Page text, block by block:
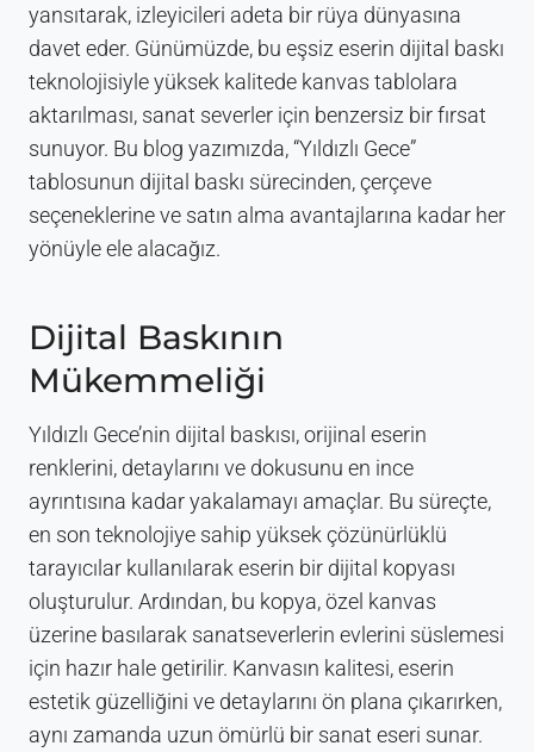
yansıtarak, izleyicileri adeta bir rüya dünyasına
davet eder. Günümüzde, bu eşsiz eserin dijital baskı
teknolojisiyle yüksek kalitede kanvas tablolara
aktarılması, sanat severler için benzersiz bir fırsat
sunuyor. Bu blog yazımızda, “Yıldızlı Gece”
tablosunun dijital baskı sürecinden, çerçeve
seçeneklerine ve satın alma avantajlarına kadar her
yönüyle ele alacağız.
Dijital Baskının
Mükemmeliği
Yıldızlı Gece’nin dijital baskısı, orijinal eserin
renklerini, detaylarını ve dokusunu en ince
ayrıntısına kadar yakalamayı amaçlar. Bu süreçte,
en son teknolojiye sahip yüksek çözünürlüklü
tarayıcılar kullanılarak eserin bir dijital kopyası
oluşturulur. Ardından, bu kopya, özel kanvas
üzerine basılarak sanatseverlerin evlerini süslemesi
için hazır hale getirilir. Kanvasın kalitesi, eserin
estetik güzelliğini ve detaylarını ön plana çıkarırken,
aynı zamanda uzun ömürlü bir sanat eseri sunar.